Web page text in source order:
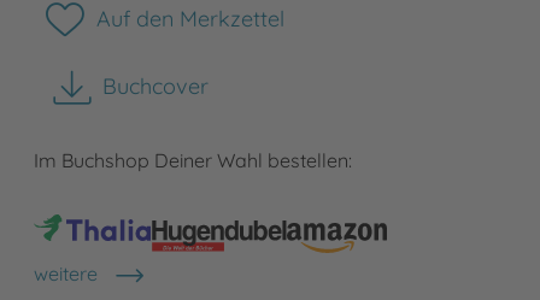
Auf den Merkzettel
Buchcover
herunterladen
Im Buchshop Deiner Wahl bestellen:
weitere
Shops anzeigen